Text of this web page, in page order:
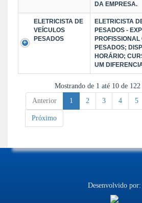
DA EMPRESA.
ELETRICISTA DE
VEÍCULOS
PESADOS
ELETRICISTA
PESADOS -
PESADOS;
HORÁRIO;
UM
Mostrando de 1 até 10 de
Anterior
1 2 3 4 5
Próximo
Desenvolvido por: